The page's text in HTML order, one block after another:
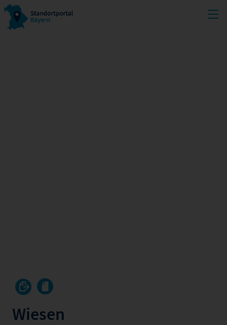
Wiesen